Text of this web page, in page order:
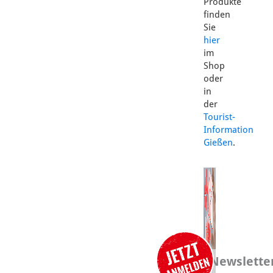
finden
Sie
hier
im
Shop
oder
in
der
Tourist-
Information
Gießen.